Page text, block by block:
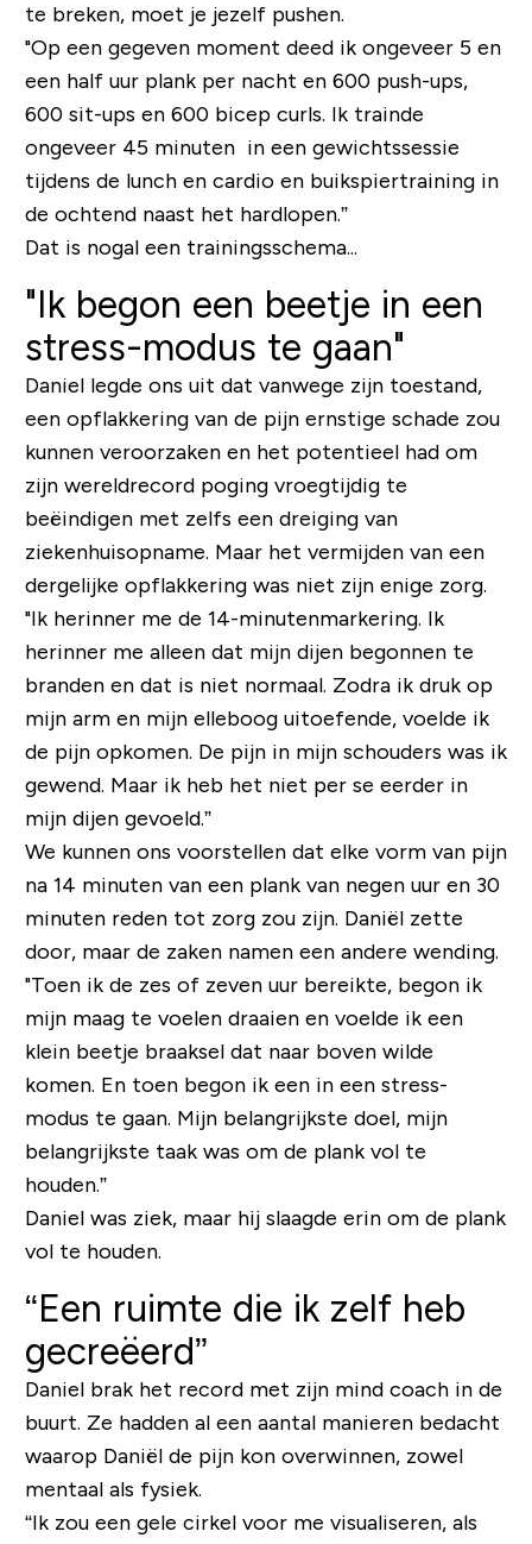
te breken, moet je jezelf pushen.
"Op een gegeven moment deed ik ongeveer 5 en
een half uur plank per nacht en 600 push-ups,
600 sit-ups en 600 bicep curls. Ik trainde
ongeveer 45 minuten in een gewichtssessie
tijdens de lunch en cardio en buikspiertraining in
de ochtend naast het hardlopen.”
Dat is nogal een trainingsschema...
"Ik begon een beetje in een
stress-modus te gaan"
Daniel legde ons uit dat vanwege zijn toestand,
een opflakkering van de pijn ernstige schade zou
kunnen veroorzaken en het potentieel had om
zijn wereldrecord poging vroegtijdig te
beëindigen met zelfs een dreiging van
ziekenhuisopname. Maar het vermijden van een
dergelijke opflakkering was niet zijn enige zorg.
"Ik herinner me de 14-minutenmarkering. Ik
herinner me alleen dat mijn dijen begonnen te
branden en dat is niet normaal. Zodra ik druk op
mijn arm en mijn elleboog uitoefende, voelde ik
de pijn opkomen. De pijn in mijn schouders was ik
gewend. Maar ik heb het niet per se eerder in
mijn dijen gevoeld.”
We kunnen ons voorstellen dat elke vorm van pijn
na 14 minuten van een plank van negen uur en 30
minuten reden tot zorg zou zijn. Daniël zette
door, maar de zaken namen een andere wending.
"Toen ik de zes of zeven uur bereikte, begon ik
mijn maag te voelen draaien en voelde ik een
klein beetje braaksel dat naar boven wilde
komen. En toen begon ik een in een stress-
modus te gaan. Mijn belangrijkste doel, mijn
belangrijkste taak was om de plank vol te
houden.”
Daniel was ziek, maar hij slaagde erin om de plank
vol te houden.
“Een ruimte die ik zelf heb
gecreëerd”
Daniel brak het record met zijn mind coach in de
buurt. Ze hadden al een aantal manieren bedacht
waarop Daniël de pijn kon overwinnen, zowel
mentaal als fysiek.
“Ik zou een gele cirkel voor me visualiseren, als